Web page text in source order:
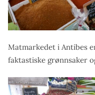
Matmarkedet i Antibes
faktastiske grønnsaker